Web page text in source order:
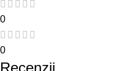
0
0
Recenzii